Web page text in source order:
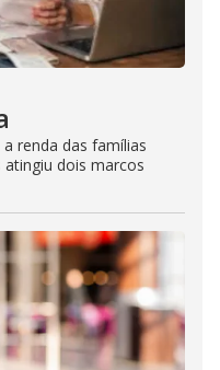
renda das famílias
dois marcos